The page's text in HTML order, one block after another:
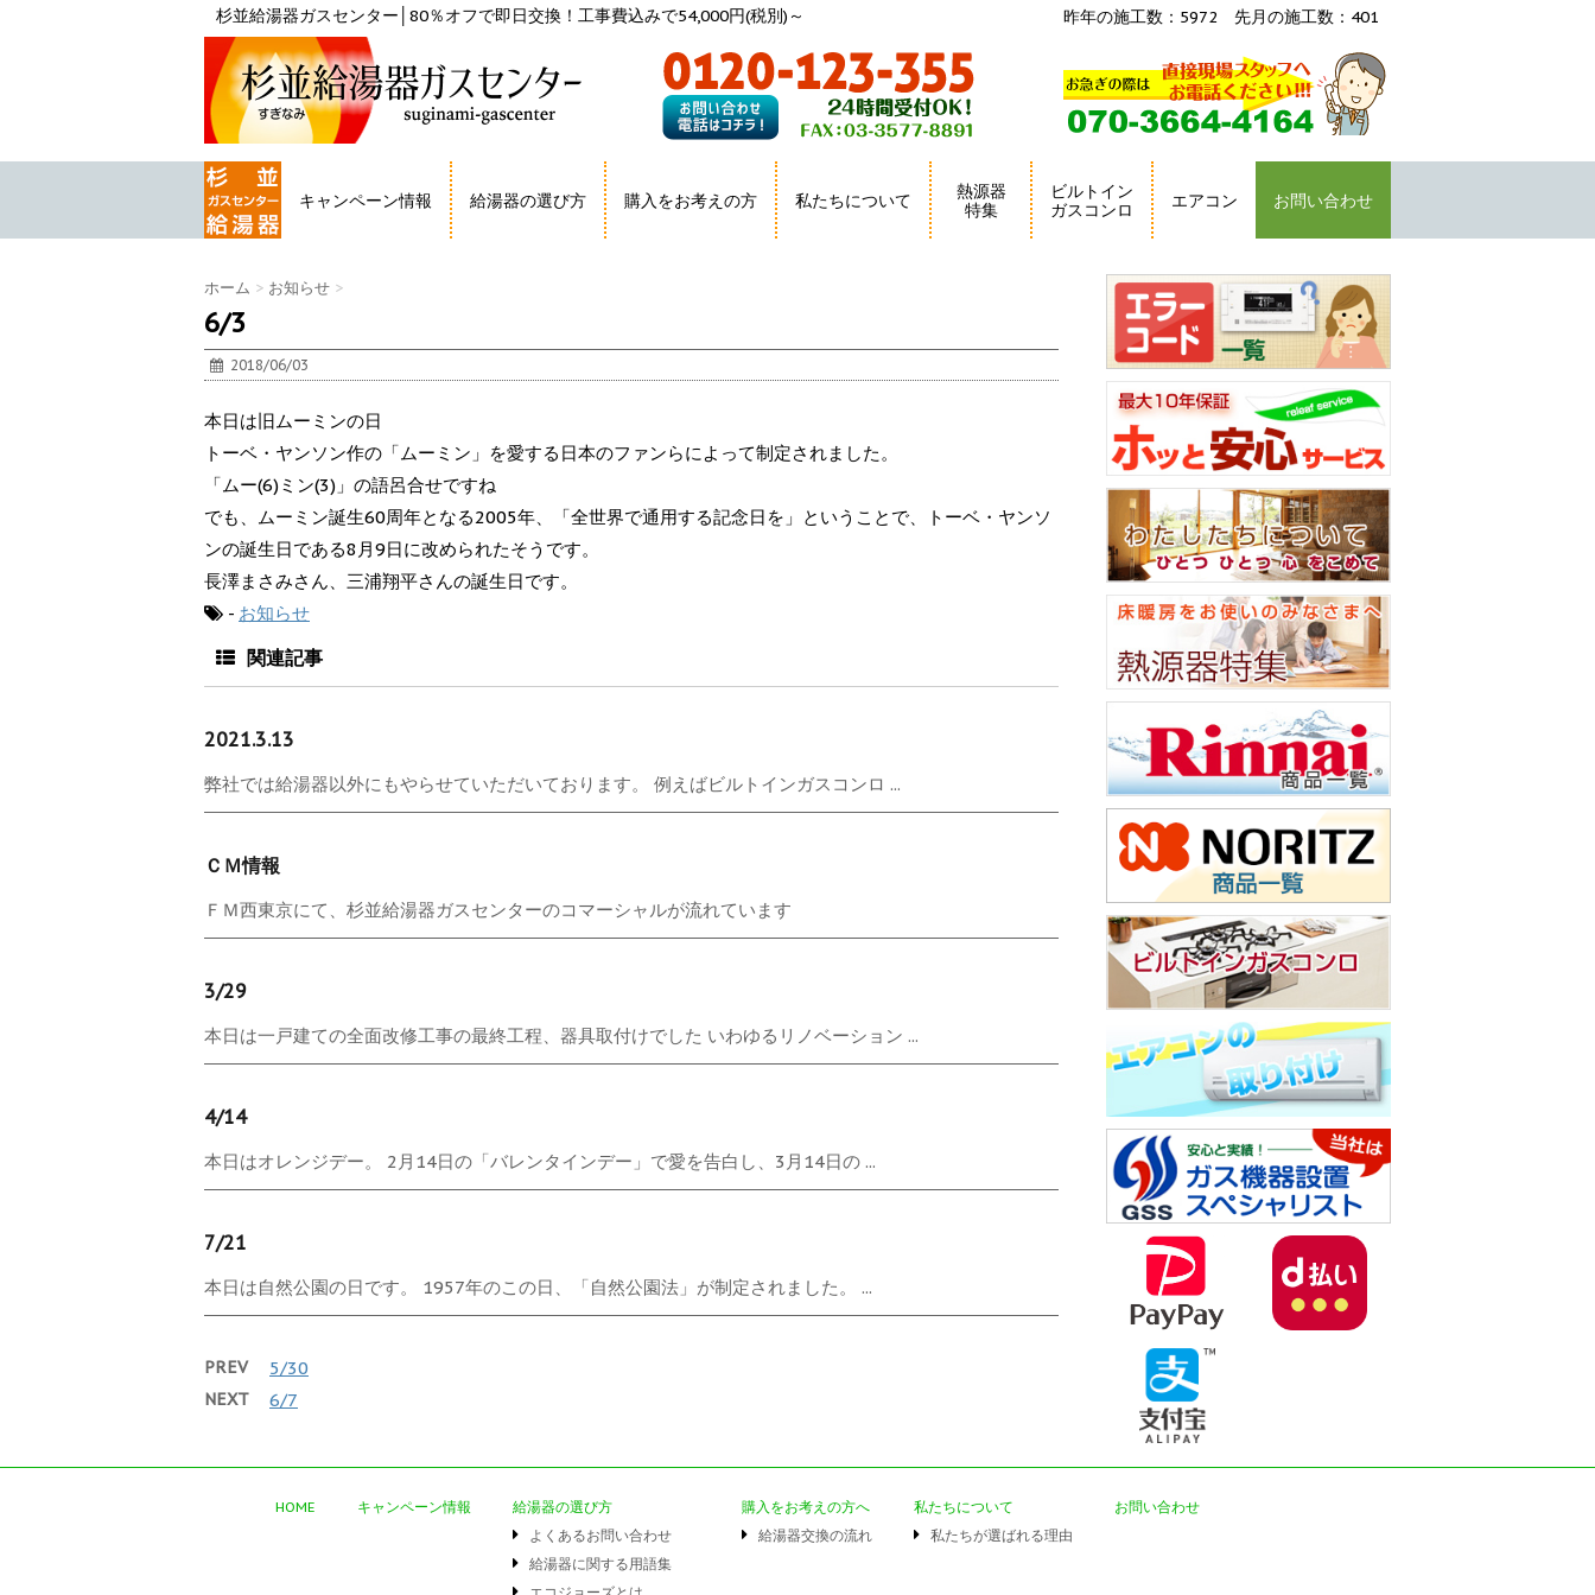
杉並給湯器ガスセンター│80％オフで即日交換！工事費込みで54,000円(税別)～ 昨年の施工数：5972 先月の施工数：401
キャンペーン情報 給湯器の選び方 購入をお考えの方 私たちについて
熱源器
特集
ビルトイン
ガスコンロ
エアコン お問い合わせ
ホーム > お知らせ >
6/3
2018/06/03
本日は旧ムーミンの日
トーベ・ヤンソン作の「ムーミン」を愛する日本のファンらによって制定されました。
「ムー(6)ミン(3)」の語呂合せですね
でも、ムーミン誕生60周年となる2005年、「全世界で通用する記念日を」ということで、トーベ・ヤンソ
ンの誕生日である8月9日に改められたそうです。
長澤まさみさん、三浦翔平さんの誕生日です。
- お知らせ
関連記事
2021.3.13
弊社では給湯器以外にもやらせていただいております。 例えばビルトインガスコンロ ...
ＣＭ情報
ＦＭ西東京にて、杉並給湯器ガスセンターのコマーシャルが流れています
3/29
本日は一戸建ての全面改修工事の最終工程、器具取付けでした いわゆるリノベーション ...
4/14
本日はオレンジデー。 2月14日の「バレンタインデー」で愛を告白し、3月14日の ...
7/21
本日は自然公園の日です。 1957年のこの日、「自然公園法」が制定されました。 ...
PREV 5/30
NEXT 6/7
HOME キャンペーン情報
給湯器の選び方
よくあるお問い合わせ
給湯器に関する用語集
購入をお考えの方へ
給湯器交換の流れ
私たちについて
私たちが選ばれる理由
お問い合わせ